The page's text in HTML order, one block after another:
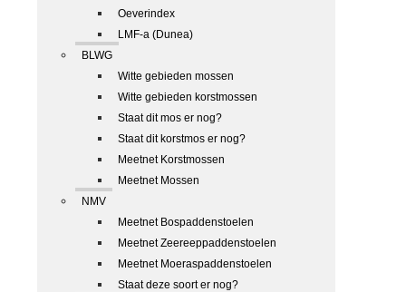
Oeverindex
LMF-a (Dunea)
BLWG
Witte gebieden mossen
Witte gebieden korstmossen
Staat dit mos er nog?
Staat dit korstmos er nog?
Meetnet Korstmossen
Meetnet Mossen
NMV
Meetnet Bospaddenstoelen
Meetnet Zeereeppaddenstoelen
Meetnet Moeraspaddenstoelen
Staat deze soort er nog?